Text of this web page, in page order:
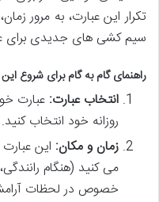
تکرار این عبارت، به مرور
سیم کشی های جدیدی برای
راهنمای گام به گام برای شروع
انتخاب عبارت: عبارت
روزانه خود انتخاب کنید.
زمان و مکان: این
می کنید (هنگام
خصوص در لحظات آرامش